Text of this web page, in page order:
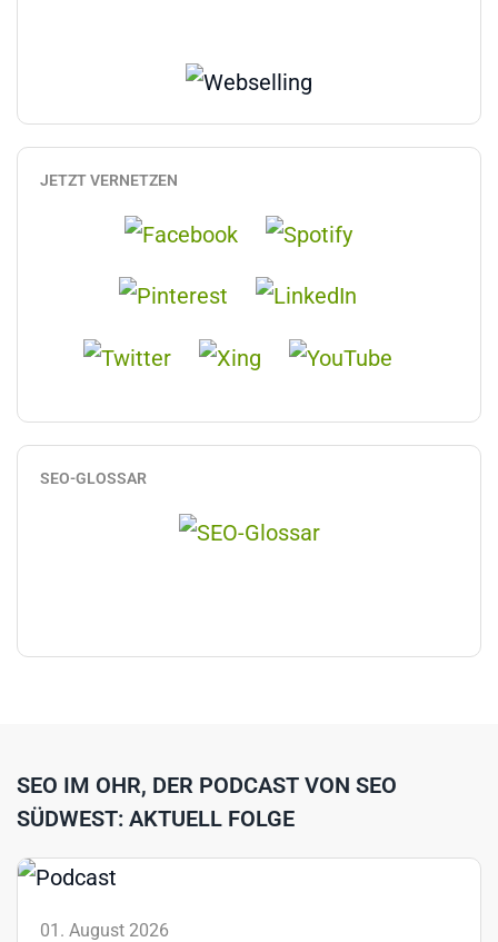
JETZT VERNETZEN
SEO-GLOSSAR
SEO IM OHR, DER PODCAST VON SEO
SÜDWEST: AKTUELL FOLGE
01. August 2026